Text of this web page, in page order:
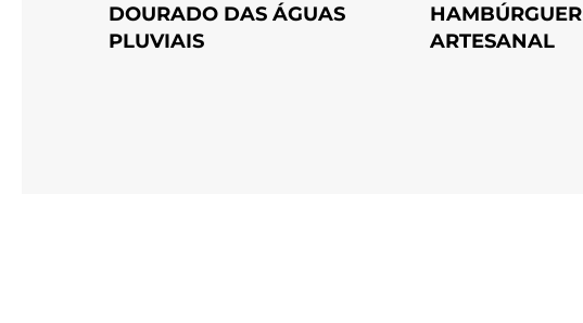
DOURADO DAS ÁGUAS
PLUVIAIS
HAMBÚRGUER
ARTESANAL